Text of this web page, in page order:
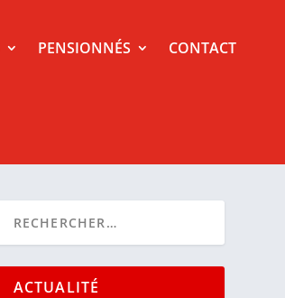
PENSIONNÉS CONTACT
ACTUALITÉ